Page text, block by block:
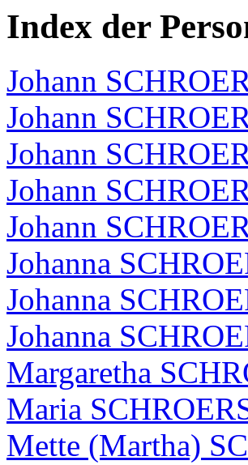
Index der
Johann
Johann
Johann
Johann
Johann
Johanna
Johanna
Johanna
Margaretha
Maria
Mette (Martha)